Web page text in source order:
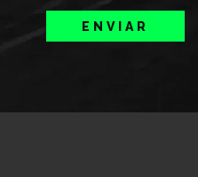
ENVIAR